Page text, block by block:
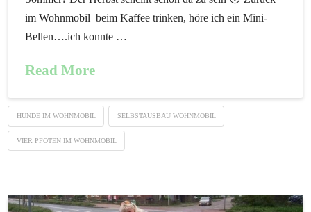
im Wohnmobil beim Kaffee trinken, höre ich ein Mini-
Bellen….ich konnte …
Read More
HUNDE IM WOHNMOBIL SELBSTAUSBAU WOHNMOBIL
VIER PFOTEN IM WOHNMOBIL